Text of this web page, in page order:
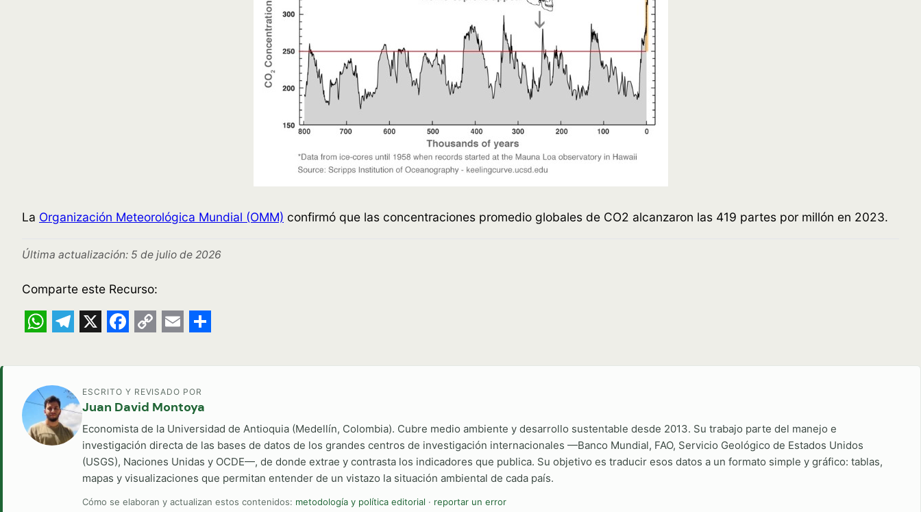
La Organización Meteorológica Mundial (OMM) confirmó que las concentraciones promedio globales de CO2 alcanzaron las 419 partes por millón en 2023.
Última actualización: 5 de julio de 2026
Comparte este Recurso:
ESCRITO Y REVISADO POR
Juan David Montoya
Economista de la Universidad de Antioquia (Medellín, Colombia). Cubre medio ambiente y desarrollo sustentable desde 2013. Su trabajo parte del manejo e
investigación directa de las bases de datos de los grandes centros de investigación internacionales —Banco Mundial, FAO, Servicio Geológico de Estados Unidos
(USGS), Naciones Unidas y OCDE—, de donde extrae y contrasta los indicadores que publica. Su objetivo es traducir esos datos a un formato simple y gráfico: tablas,
mapas y visualizaciones que permitan entender de un vistazo la situación ambiental de cada país.
Cómo se elaboran y actualizan estos contenidos: metodología y política editorial · reportar un error